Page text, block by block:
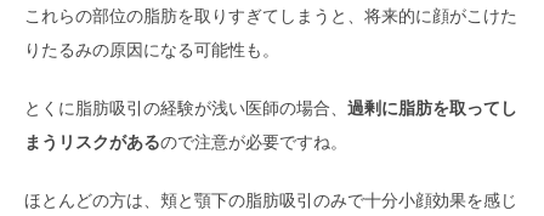
これらの部位の脂肪を取りすぎてしまうと、将来的に顔がこけた
りたるみの原因になる可能性も。
とくに脂肪吸引の経験が浅い医師の場合、 過剰に脂肪を取ってし
まうリスクがあるので注意が必要ですね。
ほとんどの方は、頬と顎下の脂肪吸引のみで十分小顔効果を感じ